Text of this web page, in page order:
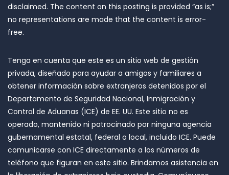
disclaimed. The content on this posting is provided “as is;”
no representations are made that the content is error-
free.
Tenga en cuenta que este es un sitio web de gestión
privada, diseñado para ayudar a amigos y familiares a
obtener información sobre extranjeros detenidos por el
Departamento de Seguridad Nacional, Inmigración y
Control de Aduanas (ICE) de EE. UU. Este sitio no es
operado, mantenido ni patrocinado por ninguna agencia
gubernamental estatal, federal o local, incluido ICE. Puede
comunicarse con ICE directamente a los números de
teléfono que figuran en este sitio. Brindamos asistencia en